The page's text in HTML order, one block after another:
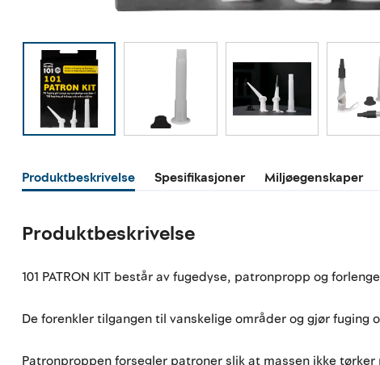
Produktbeskrivelse Spesifikasjoner Miljøegenskaper
Produktbeskrivelse
101 PATRON KIT består av fugedyse, patronpropp og
De forenkler tilgangen til vanskelige områder og gjør fuging
Patronproppen forsegler patroner slik at massen ikke